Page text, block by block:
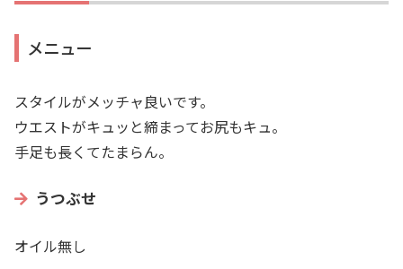
メニュー
スタイルがメッチャ良いです。
ウエストがキュッと締まってお尻もキュ。
手足も長くてたまらん。
うつぶせ
オイル無し